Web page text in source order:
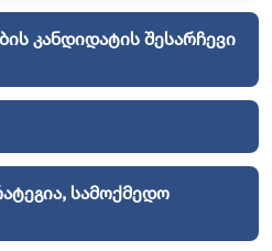
კანდიდატის შესარჩევი
სამოქმედო